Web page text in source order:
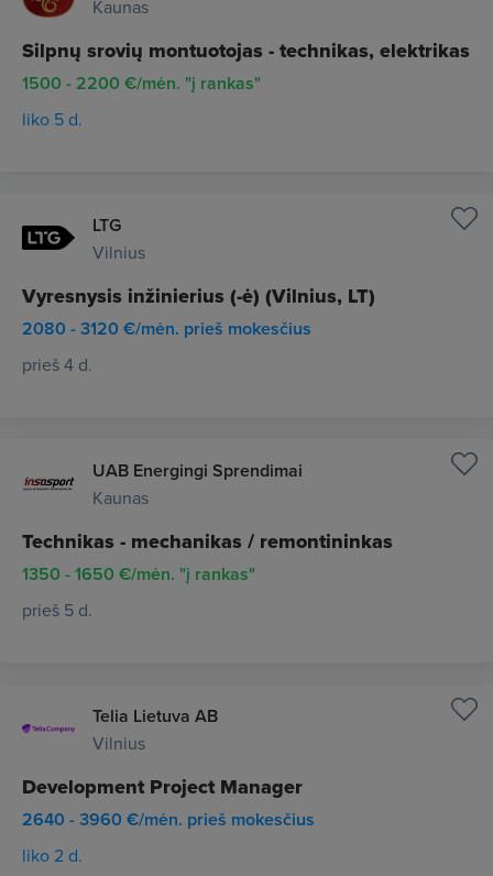
Kaunas
Silpnų srovių montuotojas - technikas, elektrikas
1500 - 2200 €/mėn. "į rankas"
liko 5 d.
LTG
Vilnius
Vyresnysis inžinierius (-ė) (Vilnius, LT)
2080 - 3120 €/mėn. prieš mokesčius
prieš 4 d.
UAB Energingi Sprendimai
Kaunas
Technikas - mechanikas / remontininkas
1350 - 1650 €/mėn. "į rankas"
prieš 5 d.
Telia Lietuva AB
Vilnius
Development Project Manager
2640 - 3960 €/mėn. prieš mokesčius
liko 2 d.